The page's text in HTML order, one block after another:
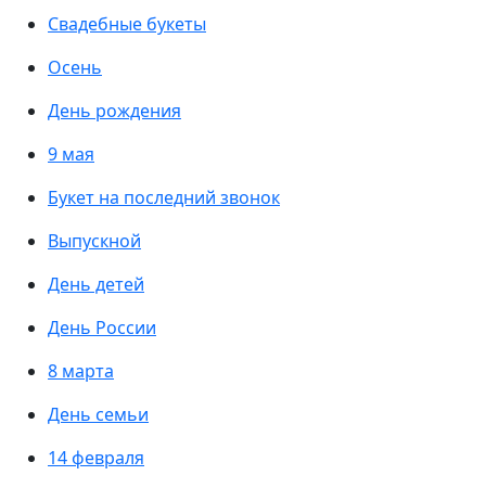
Свадебные букеты
Осень
День рождения
9 мая
Букет на последний звонок
Выпускной
День детей
День России
8 марта
День семьи
14 февраля